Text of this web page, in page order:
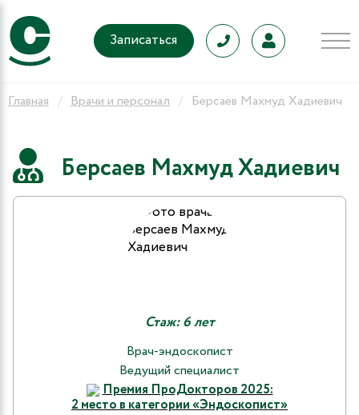
Записаться
Главная Врачи и персонал Берсаев Махмуд Хадиевич
Берсаев Махмуд Хадиевич
Стаж: 6 лет
Врач-эндоскопист
Ведущий специалист
Премия ПроДокторов 2025:
2 место в категории «Эндоскопист»